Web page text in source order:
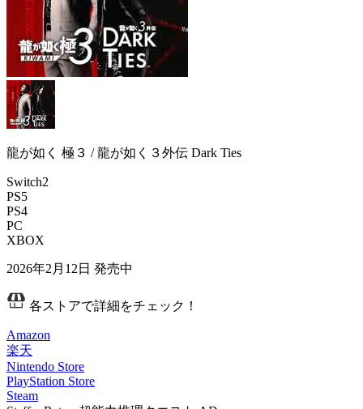
龍が如く 極３ / 龍が如く３外伝 Dark Ties
Switch2
PS5
PS4
PC
XBOX
2026年2月12日 発売中
各ストアで詳細をチェック！
Amazon
楽天
Nintendo Store
PlayStation Store
Steam